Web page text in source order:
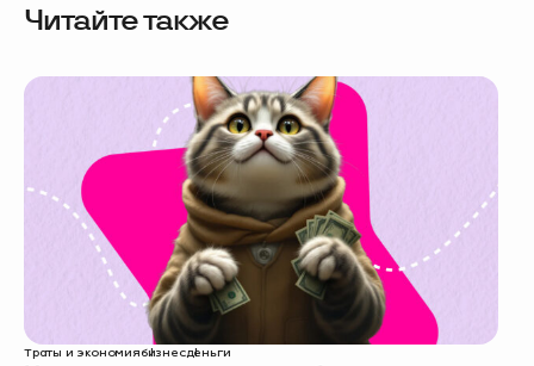
Читайте также
Траты и экономиябизнесденьги